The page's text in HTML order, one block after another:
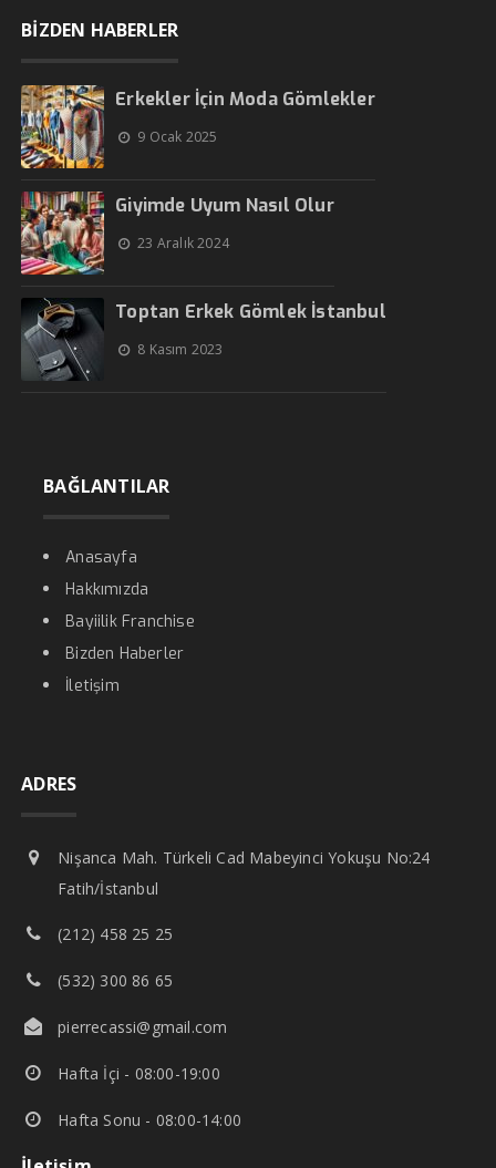
BİZDEN HABERLER
Erkekler İçin Moda Gömlekler
9 Ocak 2025
Giyimde Uyum Nasıl Olur
23 Aralık 2024
Toptan Erkek Gömlek İstanbul
8 Kasım 2023
BAĞLANTILAR
Anasayfa
Hakkımızda
Bayiilik Franchise
Bizden Haberler
İletişim
ADRES
Nişanca Mah. Türkeli Cad Mabeyinci Yokuşu No:24
Fatih/İstanbul
(212) 458 25 25
(532) 300 86 65
pierrecassi@gmail.com
Hafta İçi - 08:00-19:00
Hafta Sonu - 08:00-14:00